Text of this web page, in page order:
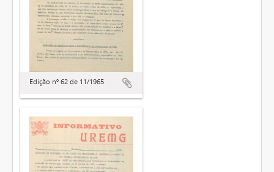
Edição nº 62 de 11/1965